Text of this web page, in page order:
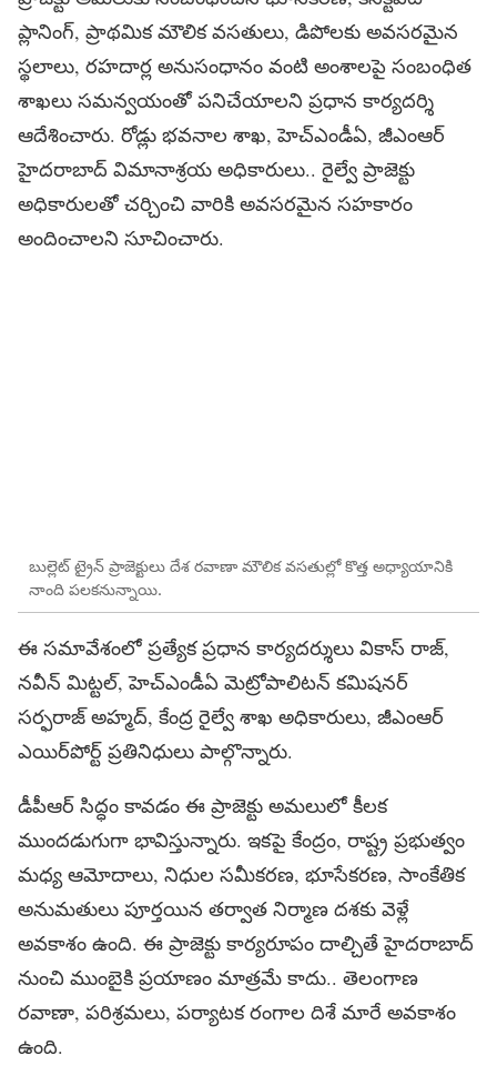
ప్లానింగ్‌, ప్రాథమిక మౌలిక వసతులు, డిపోలకు అవసరమైన
స్థలాలు, రహదార్ల అనుసంధానం వంటి అంశాలపై సంబంధిత
శాఖలు సమన్వయంతో పనిచేయాలని ప్రధాన కార్యదర్శి
ఆదేశించారు. రోడ్లు భవనాల శాఖ, హెచ్‌ఎండీఏ, జీఎంఆర్‌
హైదరాబాద్‌ విమానాశ్రయ అధికారులు.. రైల్వే ప్రాజెక్టు
అధికారులతో చర్చించి వారికి అవసరమైన సహకారం
అందించాలని సూచించారు.
బుల్లెట్‌ ట్రైన్‌ ప్రాజెక్టులు దేశ రవాణా మౌలిక వసతుల్లో కొత్త అధ్యాయానికి
నాంది పలకనున్నాయి.
ఈ సమావేశంలో ప్రత్యేక ప్రధాన కార్యదర్శులు వికాస్‌ రాజ్‌,
నవీన్‌ మిట్టల్‌, హెచ్‌ఎండీఏ మెట్రోపాలిటన్‌ కమిషనర్‌
సర్ఫరాజ్‌ అహ్మద్‌, కేంద్ర రైల్వే శాఖ అధికారులు, జీఎంఆర్‌
ఎయిర్‌పోర్ట్‌ ప్రతినిధులు పాల్గొన్నారు.
డీపీఆర్‌ సిద్ధం కావడం ఈ ప్రాజెక్టు అమలులో కీలక
ముందడుగుగా భావిస్తున్నారు. ఇకపై కేంద్రం, రాష్ట్ర ప్రభుత్వం
మధ్య ఆమోదాలు, నిధుల సమీకరణ, భూసేకరణ, సాంకేతిక
అనుమతులు పూర్తయిన తర్వాత నిర్మాణ దశకు వెళ్లే
అవకాశం ఉంది. ఈ ప్రాజెక్టు కార్యరూపం దాల్చితే హైదరాబాద్‌
నుంచి ముంబైకి ప్రయాణం మాత్రమే కాదు.. తెలంగాణ
రవాణా, పరిశ్రమలు, పర్యాటక రంగాల దిశే మారే అవకాశం
ఉంది.